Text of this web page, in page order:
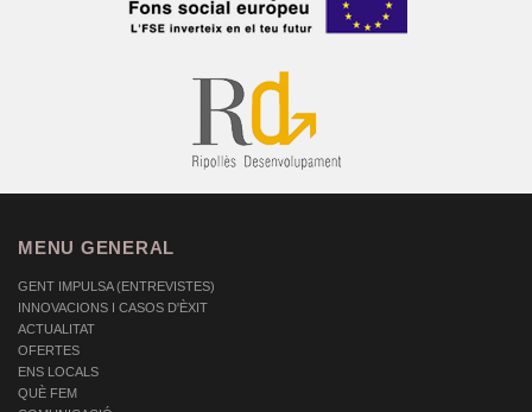
MENU GENERAL
GENT IMPULSA (ENTREVISTES)
INNOVACIONS I CASOS D'ÈXIT
ACTUALITAT
OFERTES
ENS LOCALS
QUÈ FEM